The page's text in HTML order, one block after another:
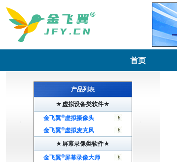
首页
产品列表
★虚拟设备类软件★
金飞翼®虚拟摄像头
金飞翼®虚拟麦克风
★屏幕录像类软件★
金飞翼®屏幕录像大师